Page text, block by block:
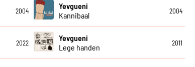
2004
Yevgueni
Kannibaal
2004
2022
Yevgueni
Lege handen
2011